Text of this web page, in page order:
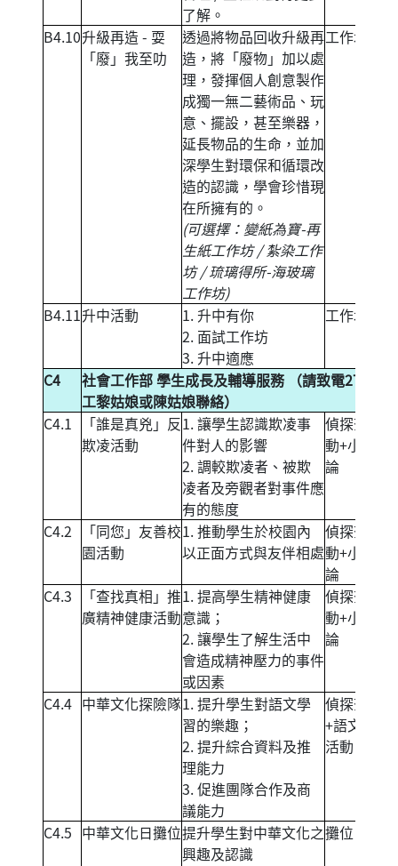
了解。
B4.10升級再造 - 耍
「廢」我至叻
透過將物品回收升級再
造，將「廢物」加以處
理，發揮個人創意製作
成獨一無二藝術品、玩
意、擺設，甚至樂器，
延長物品的生命，並加
深學生對環保和循環改
造的認識，學會珍惜現
在所擁有的。
(可選擇：變紙為寶-再
生紙工作坊 / 紮染工作
坊 / 琉璃得所-海玻璃
工作坊)
工作坊
B4.11升中活動
1. 升中有你
2. 面試工作坊
3. 升中適應
工作坊
C4
社會工作部 學生成長及輔導服務 （請致電
工黎姑娘或陳姑娘聯絡）
C4.1
「誰是真兇」反
欺凌活動
1. 讓學生認識欺凌事
件對人的影響
2. 調較欺凌者、被欺
凌者及旁觀者對事件應
有的態度
偵探查案活
動+小組討
論
C4.2
「同您」友善校
園活動
1. 推動學生於校園內
以正面方式與友伴相處
偵探查案活
動+小組討
論
C4.3
「查找真相」推
廣精神健康活動
1. 提高學生精神健康
意識；
2. 讓學生了解生活中
會造成精神壓力的事件
或因素
偵探查案活
動+小組討
論
C4.4 中華文化探險隊1. 提升學生對語文學
習的樂趣；
2. 提升綜合資料及推
理能力
3. 促進團隊合作及商
議能力
偵探查案
+語文挑戰
活動
C4.5 中華文化日攤位提升學生對中華文化之
興趣及認識
攤位